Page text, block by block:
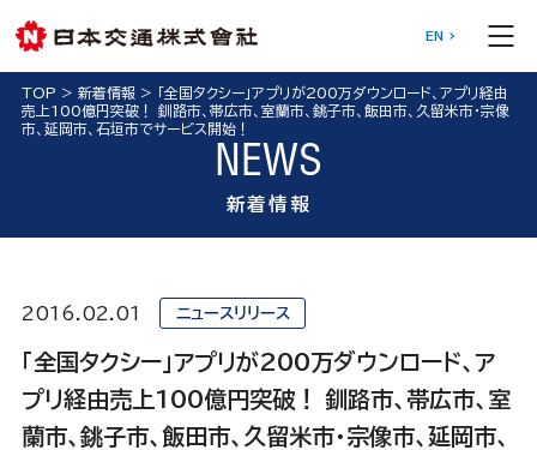
EN
TOP > 新着情報>
「全国タクシー」アプリが200万ダウンロード、アプリ経由
売上100億円突破！ 釧路市、帯広市、室蘭市、銚子市、飯田市、久留米市・宗像
市、延岡市、石垣市でサービス開始！
NEWS
新着情報
2016.02.01 ニュースリリース
「全国タクシー」アプリが200万ダウンロード、ア
プリ経由売上100億円突破！ 釧路市、帯広市、室
蘭市、銚子市、飯田市、久留米市・宗像市、延岡市、